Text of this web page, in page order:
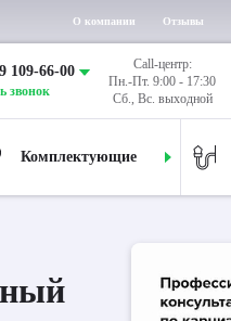
О компании Отзывы
109-66-00
звонок
Call-центр:
Пн.-Пт. 9:00 - 17:30
Сб., Вс. выходной
Комплектующие